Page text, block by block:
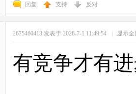
回复 支持 反对
2675460418 发表于 2026-7-1 11:49:54 | 显示
有竞争才有